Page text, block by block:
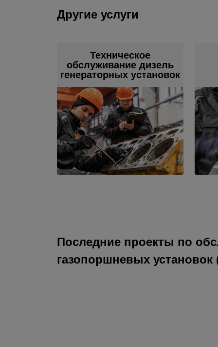
Другие услуги
Техническое
обслуживание дизель
генераторных установок
Последние проекты по
газопоршневых установок